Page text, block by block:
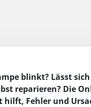
blinkt? Lässt
reparieren? Die
hilft, Fehler und